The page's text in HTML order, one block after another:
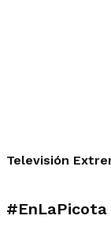
Televisión
#EnLaPicota